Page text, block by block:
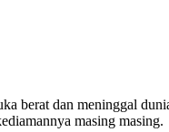
berat dan meninggal
masing masing.